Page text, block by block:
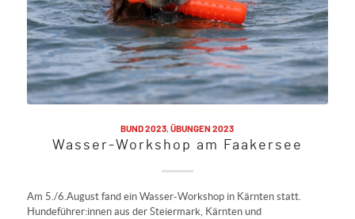
BUND 2023,ÜBUNGEN 2023
Wasser-Workshop am Faakersee
Am 5./6.August fand ein Wasser-Workshop in Kärnten statt.
Hundeführer:innen aus der Steiermark, Kärnten und